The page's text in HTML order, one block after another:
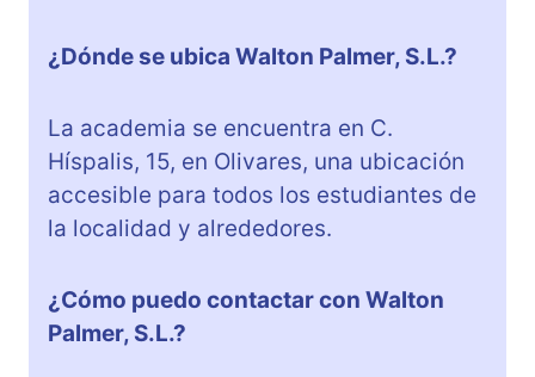
¿Dónde se ubica Walton Palmer, S.L.?
La academia se encuentra en C.
Híspalis, 15, en Olivares, una ubicación
accesible para todos los estudiantes de
la localidad y alrededores.
¿Cómo puedo contactar con Walton
Palmer, S.L.?